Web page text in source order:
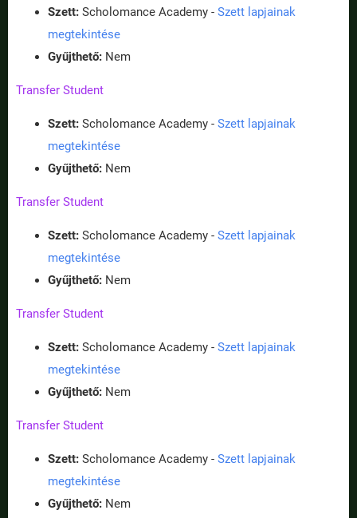
Szett: Scholomance Academy - Szett lapjainak
megtekintése
Gyűjthető: Nem
Transfer Student
Szett: Scholomance Academy - Szett lapjainak
megtekintése
Gyűjthető: Nem
Transfer Student
Szett: Scholomance Academy - Szett lapjainak
megtekintése
Gyűjthető: Nem
Transfer Student
Szett: Scholomance Academy - Szett lapjainak
megtekintése
Gyűjthető: Nem
Transfer Student
Szett: Scholomance Academy - Szett lapjainak
megtekintése
Gyűjthető: Nem